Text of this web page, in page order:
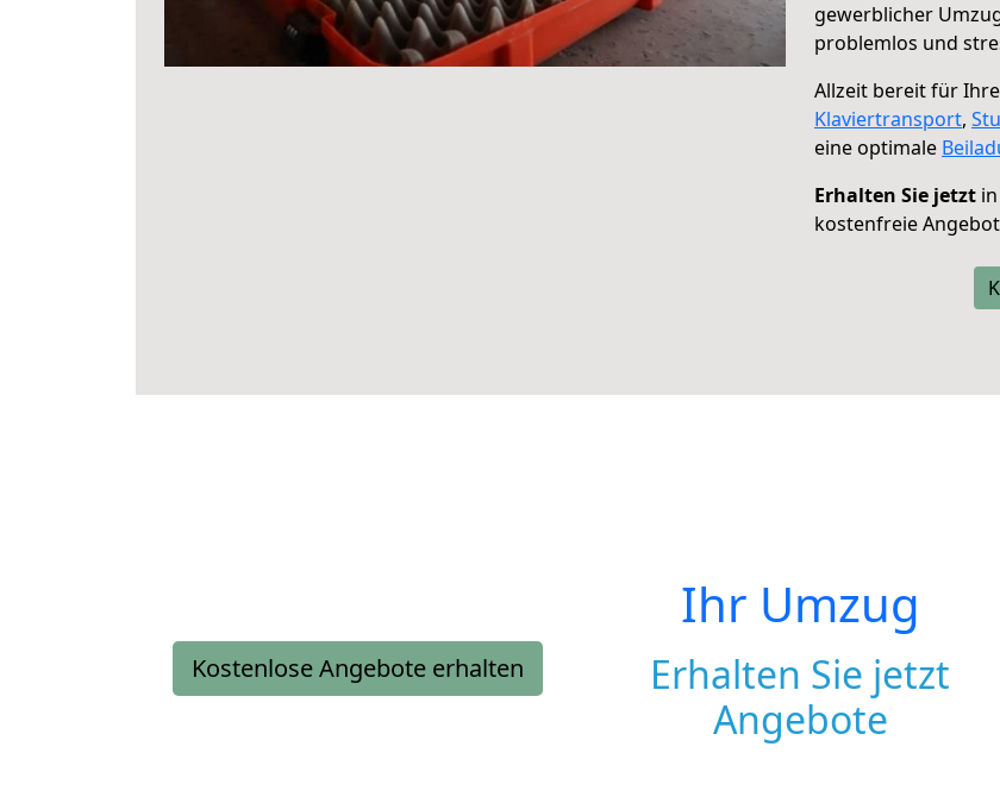
gewerblicher
problemlos und
Allzeit bereit für
Klaviertransport,
eine optimale
Erhalten Sie jetzt
kostenfreie
Kostenlose Angebote erhalten
Ihr Umzug
Erhalten Sie jetzt
Angebote